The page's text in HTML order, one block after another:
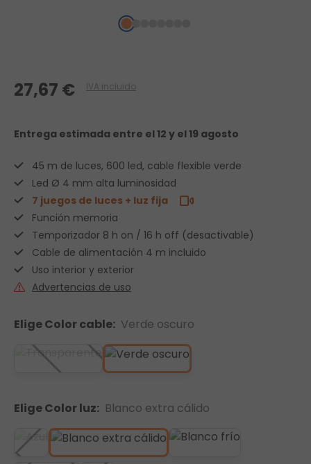
27,67 € IVA incluido
Entrega estimada entre el 12 y el 19 agosto
45 m de luces, 600 led, cable flexible verde
Led Ø 4 mm alta luminosidad
7 juegos de luces + luz fija
Función memoria
Temporizador 8 h on / 16 h off (desactivable)
Cable de alimentación 4 m incluido
Uso interior y exterior
Advertencias de uso
Elige Color cable: Verde oscuro
Elige Color luz: Blanco extra cálido